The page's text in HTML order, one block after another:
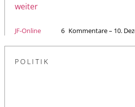
weiter
JF-Online 6 Kommentare – 10.
POLITIK